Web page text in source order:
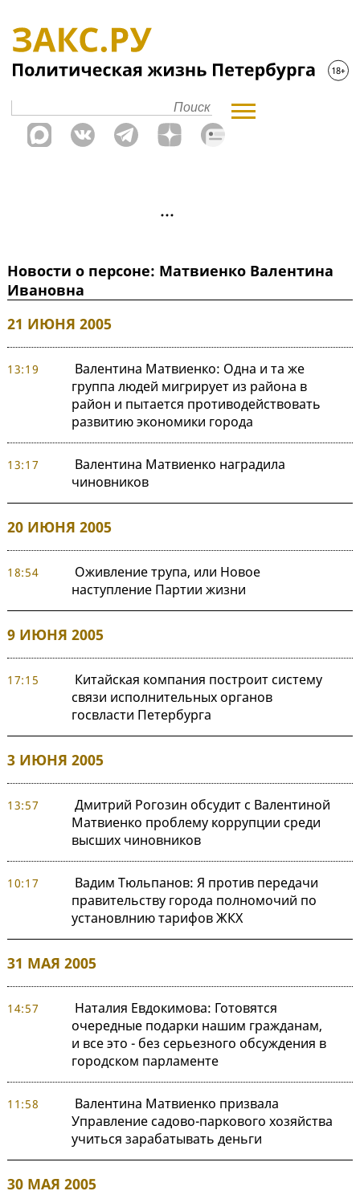
Новости о персоне: Матвиенко Валентина
Ивановна
21 ИЮНЯ 2005
13:19
Валентина Матвиенко: Одна и та же
группа людей мигрирует из района в
район и пытается противодействовать
развитию экономики города
13:17
Валентина Матвиенко наградила
чиновников
20 ИЮНЯ 2005
18:54
Оживление трупа, или Новое
наступление Партии жизни
9 ИЮНЯ 2005
17:15
Китайская компания построит систему
связи исполнительных органов
госвласти Петербурга
3 ИЮНЯ 2005
13:57
Дмитрий Рогозин обсудит с Валентиной
Матвиенко проблему коррупции среди
высших чиновников
10:17
Вадим Тюльпанов: Я против передачи
правительству города полномочий по
установлнию тарифов ЖКХ
31 МАЯ 2005
14:57
Наталия Евдокимова: Готовятся
очередные подарки нашим гражданам,
и все это - без серьезного обсуждения в
городском парламенте
11:58
Валентина Матвиенко призвала
Управление садово-паркового хозяйства
учиться зарабатывать деньги
30 МАЯ 2005